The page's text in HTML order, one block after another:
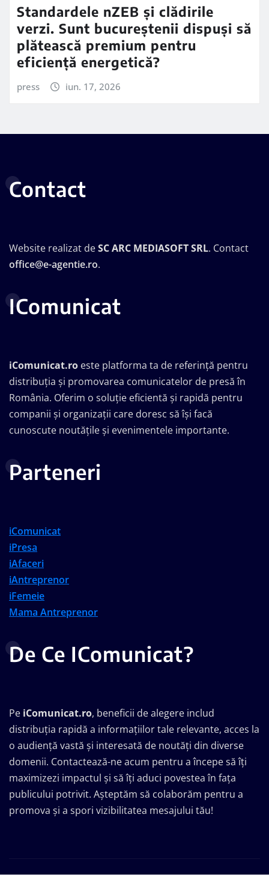
Standardele nZEB și clădirile
verzi. Sunt bucureștenii dispuși să
plătească premium pentru
eficiență energetică?
press iun. 17, 2026
Contact
Website realizat deSC ARC MEDIASOFT SRL. Contact
office@e-agentie.ro.
IComunicat
iComunicat.ro este platforma ta de referință pentru
distribuția și promovarea comunicatelor de presă în
România. Oferim o soluție eficientă și rapidă pentru
companii și organizații care doresc să își facă
cunoscute noutățile și evenimentele importante.
Parteneri
iComunicat
iPresa
iAfaceri
iAntreprenor
iFemeie
Mama Antreprenor
De Ce IComunicat?
Pe iComunicat.ro, beneficii de alegere includ
distribuția rapidă a informațiilor tale relevante, acces la
o audiență vastă și interesată de noutăți din diverse
domenii. Contactează-ne acum pentru a începe să îți
maximizezi impactul și să îți aduci povestea în fața
publicului potrivit. Așteptăm să colaborăm pentru a
promova și a spori vizibilitatea mesajului tău!